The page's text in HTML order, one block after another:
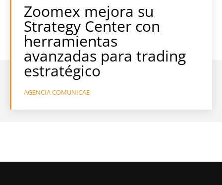
Zoomex mejora su
Strategy Center con
herramientas
avanzadas para trading
estratégico
AGENCIA COMUNICAE